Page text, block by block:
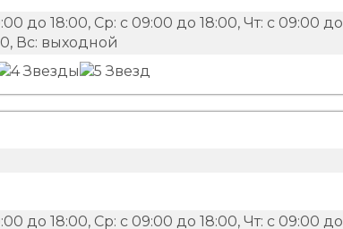
до 18:00, Ср: с 09:00 до 18:00, Чт: с 09:00 до
Вс: выходной
до 18:00, Ср: с 09:00 до 18:00, Чт: с 09:00 до